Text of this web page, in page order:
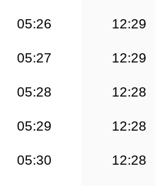
05:26 12:29
05:27 12:29
05:28 12:28
05:29 12:28
05:30 12:28